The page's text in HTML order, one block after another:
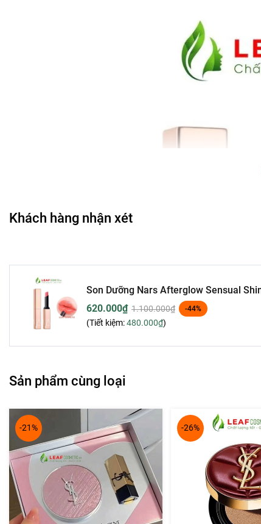
Khách hàng nhận xét
Son Dưỡng Nars Afterglow Sensual
620.000₫ 1.100.000₫ -44%
(Tiết kiệm:480.000₫)
Sản phẩm cùng loại
-21% -26%